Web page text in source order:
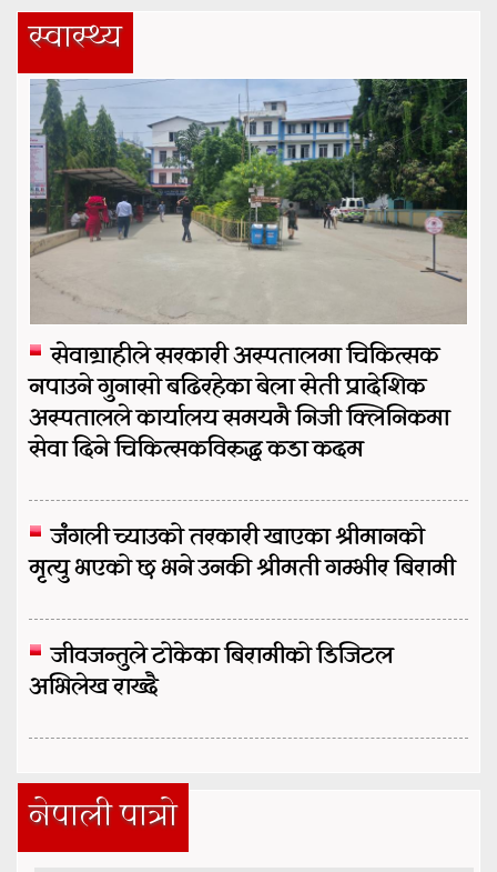
स्वास्थ्य
सेवाग्राहीले सरकारी अस्पतालमा चिकित्सक
नपाउने गुनासो बढिरहेका बेला सेती प्रादेशिक
अस्पतालले कार्यालय समयमै निजी क्लिनिकमा
सेवा दिने चिकित्सकविरुद्ध कडा कदम
जंगली च्याउको तरकारी खाएका श्रीमानको
मृत्यु भएको छ भने उनकी श्रीमती गम्भीर बिरामी
जीवजन्तुले टोकेका बिरामीको डिजिटल
अभिलेख राख्दै
नेपाली पात्रो